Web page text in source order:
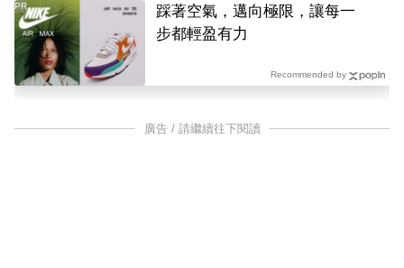
踩著空氣，邁向極限，讓每一
步都輕盈有力
PR
Recommended by
廣告 / 請繼續往下閱讀